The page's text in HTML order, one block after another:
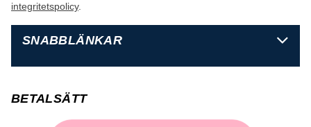
integritetspolicy.
SNABBLÄNKAR
BETALSÄTT